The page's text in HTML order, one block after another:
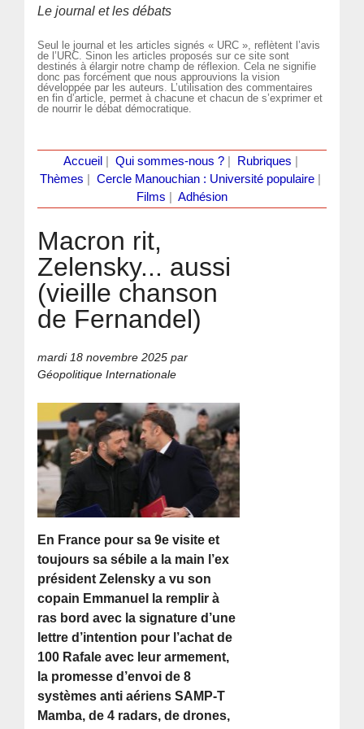
Le journal et les débats
Seul le journal et les articles signés « URC », reflètent l’avis
de l’URC. Sinon les articles proposés sur ce site sont
destinés à élargir notre champ de réflexion. Cela ne signifie
donc pas forcément que nous approuvions la vision
développée par les auteurs. L’utilisation des commentaires
en fin d’article, permet à chacune et chacun de s’exprimer et
de nourrir le débat démocratique.
Accueil Qui sommes-nous ?| Rubriques
Thèmes
Cercle Manouchian : Université populaire
Films
Adhésion
Macron rit,
Zelensky... aussi
(vieille chanson
de Fernandel)
mardi 18 novembre 2025 par
Géopolitique Internationale
En France pour sa 9e visite et
toujours sa sébile a la main l’ex
président Zelensky a vu son
copain Emmanuel la remplir à
ras bord avec la signature d’une
lettre d’intention pour l’achat de
100 Rafale avec leur armement,
la promesse d’envoi de 8
systèmes anti aériens SAMP-T
Mamba, de 4 radars, de drones,